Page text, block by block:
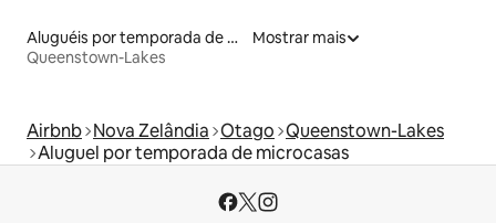
Aluguéis por temporada de acomodações de luxo
Queenstown-Lakes
Mostrar mais
Airbnb Nova Zelândia Otago Queenstown-Lakes
Aluguel por temporada de microcasas